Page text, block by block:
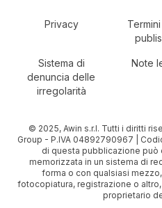
Secondary Footer
Privacy
Sistema di
denuncia delle
irregolarità
Note
© 2025, Awin s.r.l. Tutti i diritti
Group - P.IVA 04892790967 |
di questa pubblicazione
memorizzata in un sistema di
forma o con qualsiasi
fotocopiatura, registrazione o
proprietario